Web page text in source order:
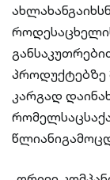
პროდუქტებზე
კარგად